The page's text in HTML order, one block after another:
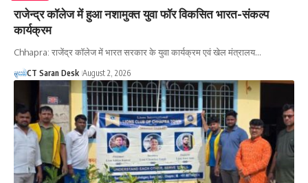
राजेन्द्र कॉलेज में हुआ नशामुक्त युवा फॉर विकसित भारत-संकल्प
कार्यक्रम
Chhapra: राजेंद्र कॉलेज में भारत सरकार के युवा कार्यक्रम एवं खेल मंत्रालय…
CT Saran Desk August 2, 2026